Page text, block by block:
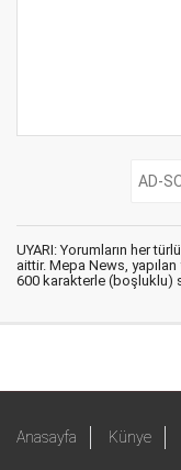
UYARI: Yorumların her
aittir. Mepa News,
600 karakterle (boşluklu)
Anasayfa Künye